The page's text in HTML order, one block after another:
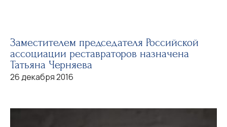
Заместителем председателя Российской
ассоциации реставраторов назначена
Татьяна Черняева
26 декабря 2016